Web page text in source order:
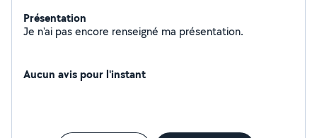
Présentation
Je n'ai pas encore renseigné ma présentation.
Aucun avis pour l'instant